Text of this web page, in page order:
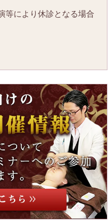
等により休診となる場合